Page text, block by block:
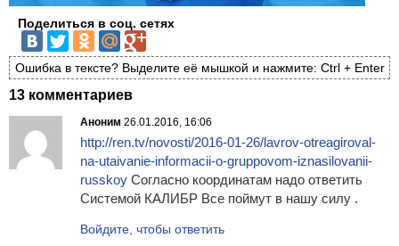
Поделиться в соц. сетях
Ошибка в тексте? Выделите её мышкой и нажмите: Ctrl + Enter
13 комментариев
Аноним 26.01.2016, 16:06
http://ren.tv/novosti/2016-01-26/lavrov-otreagiroval-
na-utaivanie-informacii-o-gruppovom-iznasilovanii-
russkoy Согласно координатам надо ответить
Системой КАЛИБР Все поймут в нашу силу .
Войдите, чтобы ответить